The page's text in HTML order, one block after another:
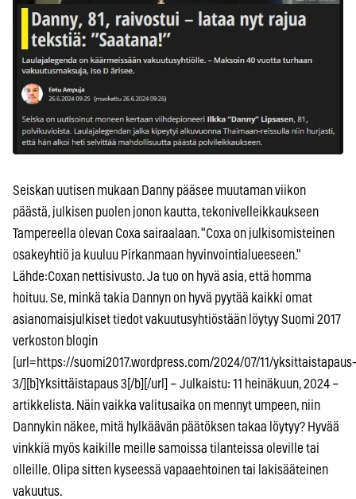
Seiskan uutisen mukaan Danny pääsee muutaman viikon
päästä, julkisen puolen jonon kautta, tekonivelleikkaukseen
Tampereella olevan Coxa sairaalaan. "Coxa on julkisomisteinen
osakeyhtiö ja kuuluu Pirkanmaan hyvinvointialueeseen."
Lähde:Coxan nettisivusto. Ja tuo on hyvä asia, että homma
hoituu. Se, minkä takia Dannyn on hyvä pyytää kaikki omat
asianomaisjulkiset tiedot vakuutusyhtiöstään löytyy Suomi 2017
verkoston blogin
[url=https://suomi2017.wordpress.com/2024/07/11/yksittaistapaus-
3/][b]Yksittäistapaus 3[/b][/url] – Julkaistu: 11 heinäkuun, 2024 –
artikkelista. Näin vaikka valitusaika on mennyt umpeen, niin
Dannykin näkee, mitä hylkäävän päätöksen takaa löytyy? Hyvää
vinkkiä myös kaikille meille samoissa tilanteissa oleville tai
olleille. Olipa sitten kyseessä vapaaehtoinen tai lakisääteinen
vakuutus.